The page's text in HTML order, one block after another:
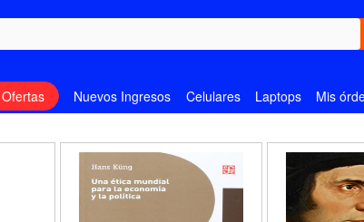
Ofertas Nuevos Ingresos Celulares Laptops Mis